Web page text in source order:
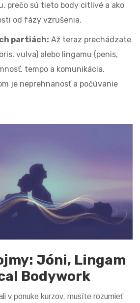
prečo sú tieto body citlivé a ako
od fázy vzrušenia.
partiách: Až teraz prechádzate
vulva) alebo lingamu (penis,
tempo a komunikácia.
je neprehnanosť a počúvanie
Jóni, Lingam
Bodywork
v ponuke kurzov, musíte rozumieť